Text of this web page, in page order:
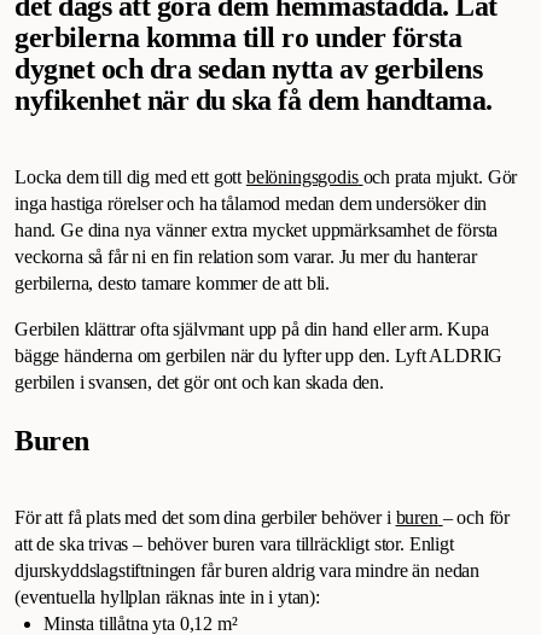
gerbilerna komma till ro under första
dygnet och dra sedan nytta av gerbilens
nyfikenhet när du ska få dem handtama.
Locka dem till dig med ett gott belöningsgodis och prata mjukt. Gör
inga hastiga rörelser och ha tålamod medan dem undersöker din
hand. Ge dina nya vänner extra mycket uppmärksamhet de första
veckorna så får ni en fin relation som varar. Ju mer du hanterar
gerbilerna, desto tamare kommer de att bli.
Gerbilen klättrar ofta självmant upp på din hand eller arm. Kupa
bägge händerna om gerbilen när du lyfter upp den. Lyft ALDRIG
gerbilen i svansen, det gör ont och kan skada den.
Buren
För att få plats med det som dina gerbiler behöver i buren – och för
att de ska trivas – behöver buren vara tillräckligt stor. Enligt
djurskyddslagstiftningen får buren aldrig vara mindre än nedan
(eventuella hyllplan räknas inte in i ytan):
Minsta tillåtna yta 0,12 m²